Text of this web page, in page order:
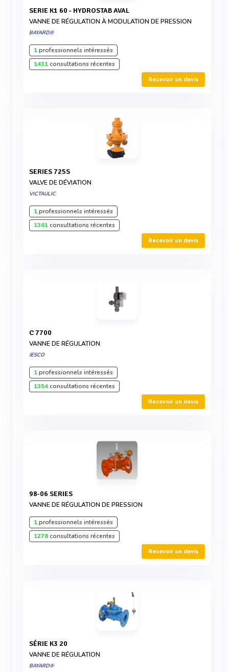
SERIE K1 60 - HYDROSTAB AVAL
VANNE DE RÉGULATION À MODULATION DE PRESSION
BAYARD®
1professionnels intéressés
1431consultations récentes
Recevoir un devis
SERIES 725S
VALVE DE DÉVIATION
VICTAULIC
1professionnels intéressés
1361consultations récentes
Recevoir un devis
C 7700
VANNE DE RÉGULATION
JESCO
1professionnels intéressés
1354consultations récentes
Recevoir un devis
98-06 SERIES
VANNE DE RÉGULATION DE PRESSION
1professionnels intéressés
1278consultations récentes
Recevoir un devis
SÉRIE K3 20
VANNE DE RÉGULATION
BAYARD®